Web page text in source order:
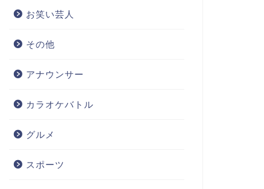
お笑い芸人
その他
アナウンサー
カラオケバトル
グルメ
スポーツ